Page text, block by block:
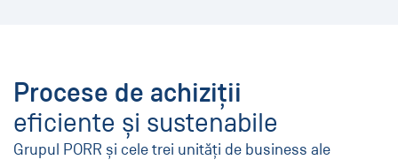
Procese de achiziții
eficiente și sustenabile
Grupul PORR și cele trei unități de business ale